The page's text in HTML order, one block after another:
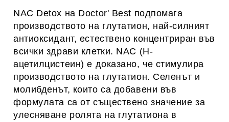
NAC Detox на Doctor' Best подпомага
производството на глутатион, най-силният
антиоксидант, естествено концентриран във
всички здрави клетки. NAC (Н-
ацетилцистеин) е доказано, че стимулира
производството на глутатион. Селенът и
молибденът, които са добавени във
формулата са от съществено значение за
улесняване ролята на глутатиона в